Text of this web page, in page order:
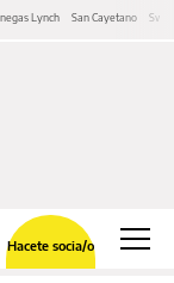
Lynch San Cayetano
Hacete socia/o